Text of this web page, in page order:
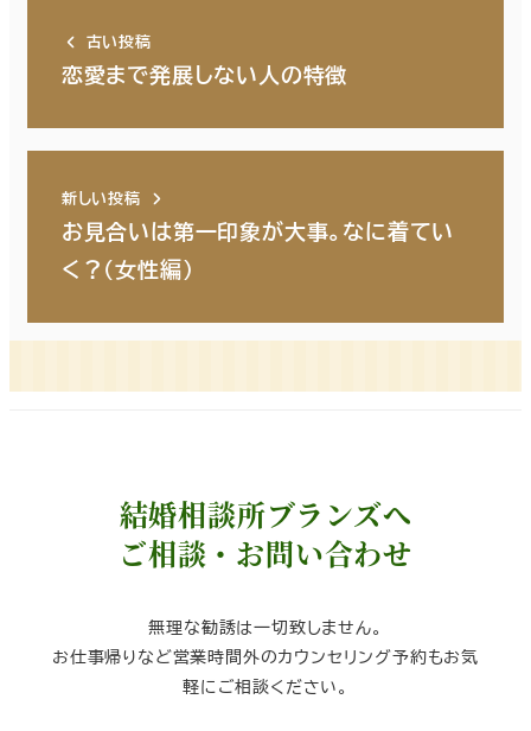
古い投稿
恋愛まで発展しない人の特徴
新しい投稿
お見合いは第一印象が大事。なに着てい
く？（女性編）
結婚相談所ブランズへ
ご相談・お問い合わせ
無理な勧誘は一切致しません。
お仕事帰りなど営業時間外のカウンセリング予約もお気
軽にご相談ください。